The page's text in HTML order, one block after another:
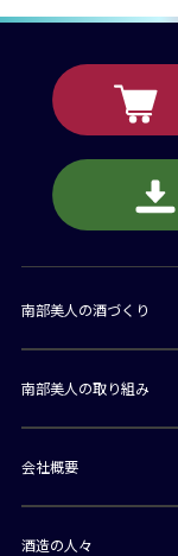
南部美人の酒づくり
南部美人の取り組み
会社概要
酒造の人々